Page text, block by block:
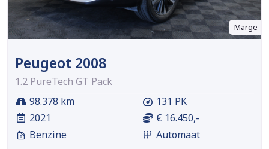
Marge
Peugeot 2008
1.2 PureTech GT Pack
98.378 km
2021
Benzine
131 PK
€ 16.450,-
Automaat